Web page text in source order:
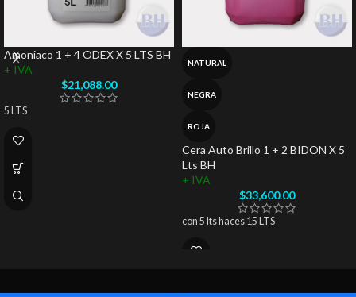
Amoniaco 1 + 4 ODEX X 5 LTS BH
+ IVA
$21,088.00
5 LTS
NATURAL
NEGRA
ROJA
Cera Auto Brillo 1 + 2 BIDON X 5
Lts BH
+ IVA
$33,600.00
con 5 lts haces 15 LTS